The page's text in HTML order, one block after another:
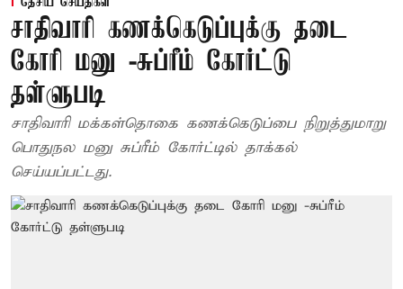
சாதிவாரி கணக்கெடுப்புக்கு தடை
கோரி மனு -சுப்ரீம் கோர்ட்டு
தள்ளுபடி
சாதிவாரி மக்கள்தொகை கணக்கெடுப்பை நிறுத்துமாறு
பொதுநல மனு சுப்ரீம் கோர்ட்டில் தாக்கல்
செய்யப்பட்டது.